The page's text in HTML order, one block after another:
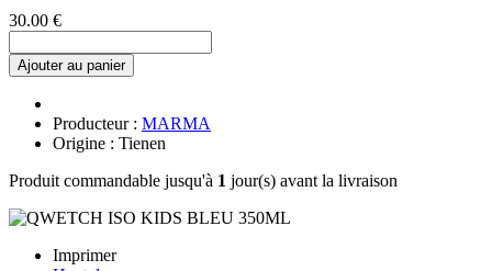
30.00 €
Ajouter au panier
Producteur : MARMA
Origine : Tienen
Produit commandable jusqu'à 1 jour(s) avant la livraison
Imprimer